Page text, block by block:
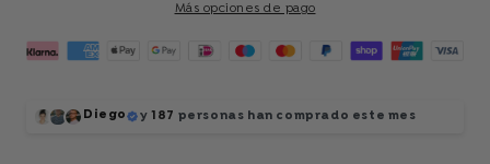
Más opciones de pago
Diego y 187 personas han comprado este mes